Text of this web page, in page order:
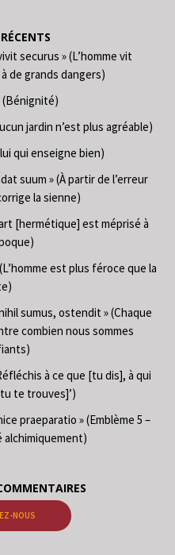
securus » (L’homme vit
de grands dangers)
(Bénignité)
jardin n’est plus agréable)
qui enseigne bien)
suum » (À partir de l’erreur
la sienne)
[hermétique] est méprisé à
est plus féroce que la
sumus, ostendit » (Chaque
combien nous sommes
à ce que [tu dis], à qui
te trouves]’)
praeparatio » (Emblème 5 –
alchimiquement)
NOUS